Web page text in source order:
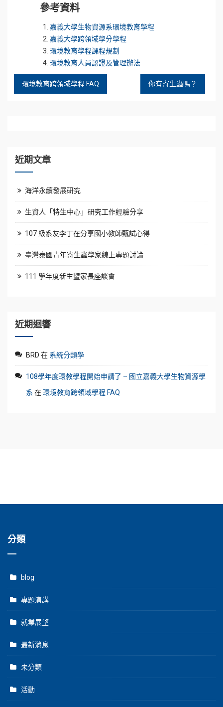
參考資料
嘉義大學生物資源系環境教育學程
嘉義大學跨領域學分學程
環境教育學程課程規劃
環境教育人員認證及管理辦法
文環境教育跨領域學程 FAQ 你有寄生蟲嗎？
近期文章
海洋永續發展研究
生資人「特生中心」研究工作經驗分享
107 級系友李丁在分享國小教師甄試心得
臺灣泰國青年寄生蟲學家線上專題討論
111 學年度新生暨家長座談會
近期迴響
BRD 在 系統分類學
108學年度環教學程開始申請了 – 國立嘉義大學生物資源學
系 在環境教育跨領域學程 FAQ
分類
blog
專題演講
就業展望
最新消息
未分類
活動